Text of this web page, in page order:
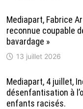
Mediapart, Fabrice
reconnue coupable
bavardage »
13 juillet 2026
Mediapart, 4 juillet,
désenfantisation à
enfants racisés.